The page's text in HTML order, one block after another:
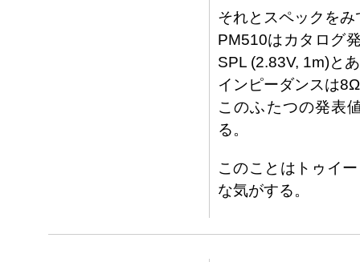
それとスペックを
PM510はカタログ
SPL (2.83V, 1m)と
インピーダンスは
このふたつの発表
る。
このことはトゥイ
な気がする。